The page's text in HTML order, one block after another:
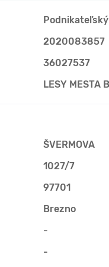
2020083857
36027537
LESY MESTA
ŠVERMOVA
1027/7
97701
Brezno
-
-